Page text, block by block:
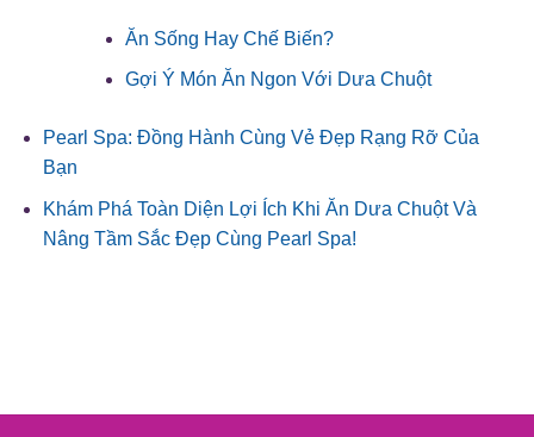
Ăn Sống Hay Chế Biến?
Gợi Ý Món Ăn Ngon Với Dưa Chuột
Pearl Spa: Đồng Hành Cùng Vẻ Đẹp Rạng Rỡ Của
Bạn
Khám Phá Toàn Diện Lợi Ích Khi Ăn Dưa Chuột Và
Nâng Tầm Sắc Đẹp Cùng Pearl Spa!